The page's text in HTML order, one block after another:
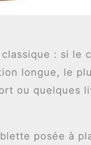
: si le
longue, le
ou quelques
posée à